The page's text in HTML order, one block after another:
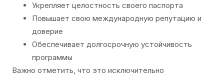
Укрепляет целостность своего паспорта
Повышает свою международную репутацию и
доверие
Обеспечивает долгосрочную устойчивость
программы
Важно отметить, что это исключительно